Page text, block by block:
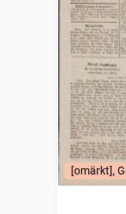
[omärkt],